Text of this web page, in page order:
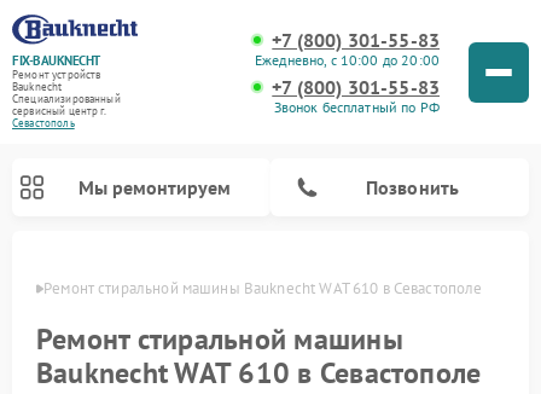
FIX-BAUKNECHT
Ремонт устройств
Bauknecht
Специализированный
cервисный центр г.
Севастополь
+7 (800) 301-55-83
Ежедневно, с 10:00 до 20:00
+7 (800) 301-55-83
Звонок бесплатный по РФ
Мы ремонтируем Позвонить
Ремонт стиральной машины Bauknecht WAT 610 в Севастополе
Ремонт стиральной машины
Bauknecht WAT 610 в Севастополе